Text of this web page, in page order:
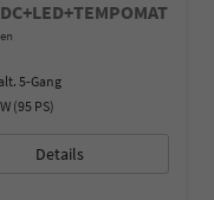
5-Gang
(95 PS)
Details